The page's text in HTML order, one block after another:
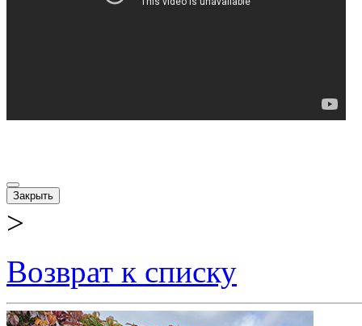
Закрыть
>
Возврат к списку